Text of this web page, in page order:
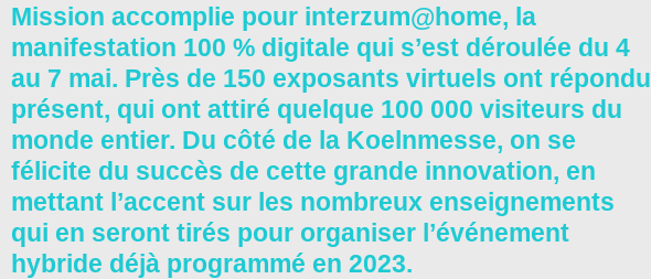
Mission accomplie pour interzum@home, la
manifestation 100 % digitale qui s’est déroulée du 4
au 7 mai. Près de 150 exposants virtuels ont répondu
présent, qui ont attiré quelque 100 000 visiteurs du
monde entier. Du côté de la Koelnmesse, on se
félicite du succès de cette grande innovation, en
mettant l’accent sur les nombreux enseignements
qui en seront tirés pour organiser l’événement
hybride déjà programmé en 2023.